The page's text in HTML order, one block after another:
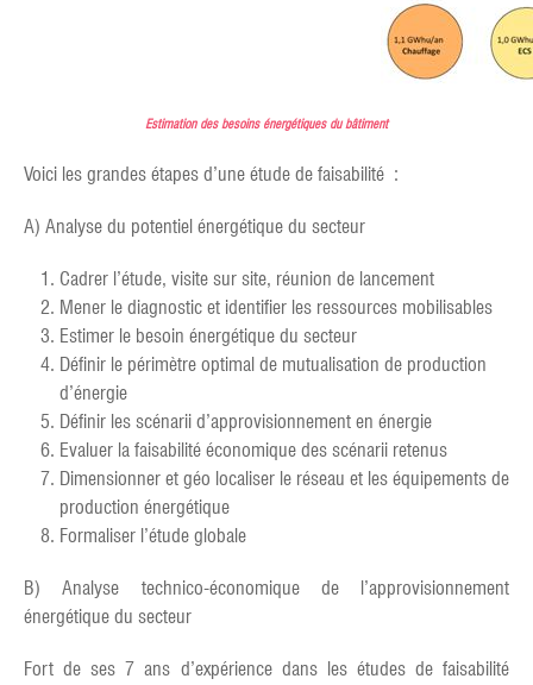
Estimation des besoins énergétiques du bâtiment
Voici les grandes étapes d’une étude de faisabilité :
A) Analyse du potentiel énergétique du secteur
Cadrer l’étude, visite sur site, réunion de lancement
Mener le diagnostic et identifier les ressources mobilisables
Estimer le besoin énergétique du secteur
Définir le périmètre optimal de mutualisation de production
d’énergie
Définir les scénarii d’approvisionnement en énergie
Evaluer la faisabilité économique des scénarii retenus
Dimensionner et géo localiser le réseau et les équipements de
production énergétique
Formaliser l’étude globale
B) Analyse technico-économique de l’approvisionnement
énergétique du secteur
Fort de ses 7 ans d’expérience dans les études de faisabilité